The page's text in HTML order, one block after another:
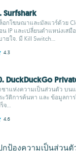
Surfshark
อกโฆษณาและมัลแวร์ด้วย
น IP และเปลี่ยนตำแหน่งเส
ายใจ. มี Kill Switch...
4.3
DuckDuckGo
ชาแห่งความเป็นส่วนตัว บน
ะวัติการค้นหา และ ข้อมูลกา
จ...
4.6
กป้องความเป็นส่วน